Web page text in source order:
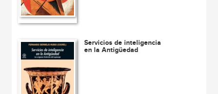
Servicios de inteligencia
en la Antigüedad